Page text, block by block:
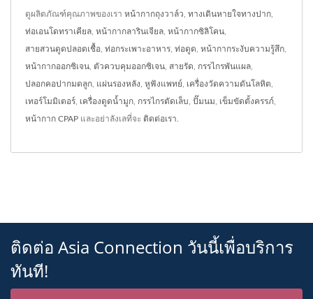
ดูผลิตภัณฑ์คุณภาพของเรา หน้ากากถุงวาล์ว, ทางเดินหายใจทางปาก,
ท่อเอนโดทราเคียล, หน้ากากลารินเจียล, หน้ากากซิลิโคน,
สายสวนดูดปลอดเชื้อ, ท่อกระเพาะอาหาร, ท่อดูด, หน้ากากระงับความรู้สึก,
หน้ากากออกซิเจน, ตัวควบคุมออกซิเจน, สายรัด, กรรไกรพันแผล,
ปลอกคอปากมดลูก, แผ่นรองหลัง, หูฟังแพทย์, เครื่องวัดความดันโลหิต,
เทอร์โมมิเตอร์, เครื่องดูดน้ำมูก, กรรไกรตัดเล็บ, ปั๊มนม, เข็มขัดตั้งครรภ์,
หน้ากาก CPAP และอย่าลังเลที่จะ ติดต่อเรา.
ติดต่อ Asia Connection วันนี้เพื่อบริการ
ทันที!